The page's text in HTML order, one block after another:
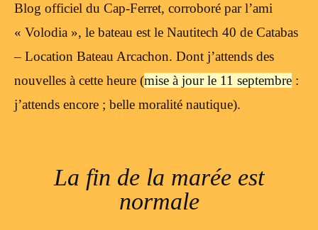
Blog officiel du Cap-Ferret, corroboré par l’ami
« Volodia », le bateau est le Nautitech 40 de Catabas
– Location Bateau Arcachon. Dont j’attends des
nouvelles à cette heure (mise à jour le 11 septembre :
j’attends encore ; belle moralité nautique).
La fin de la marée est
normale